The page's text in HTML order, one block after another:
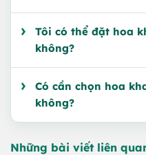
Tôi có thể đặt hoa
không?
Có cần chọn hoa
không?
Những bài viết liên